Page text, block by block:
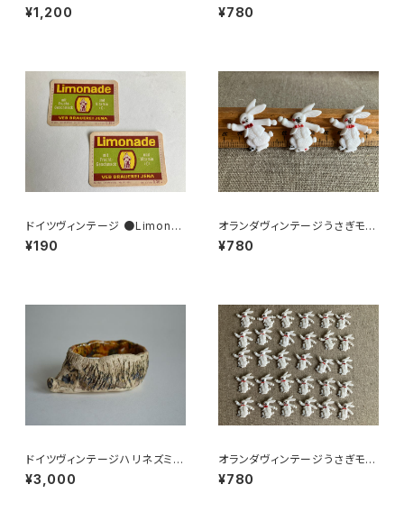
ベア緑176
¥1,200
ーフプラパーツ30個セットNo16
1
¥780
ドイツヴィンテージ ●Limona
deラベル２枚組●
¥190
オランダヴィンテージうさぎモチ
ーフプラパーツ30個セットa5
¥780
ドイツヴィンテージハリネズミの
小皿b
¥3,000
オランダヴィンテージうさぎモチ
ーフプラパーツ30個セットNo9
4
¥780